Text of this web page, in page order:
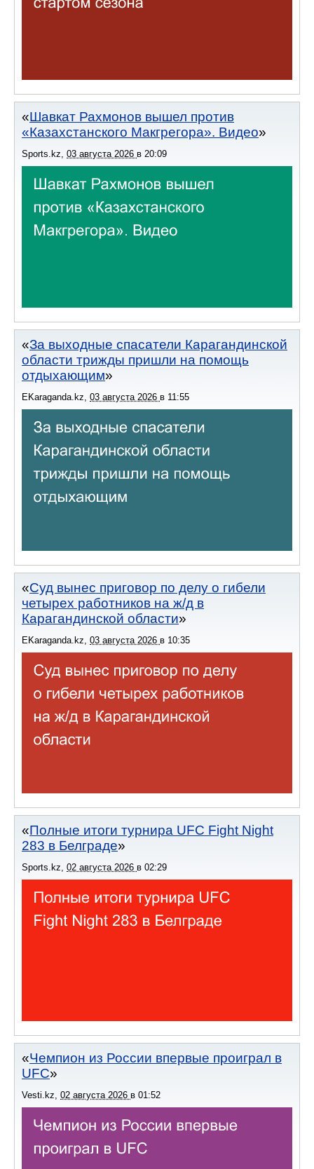
Шавкат Рахмонов вышел против
«Казахстанского Макгрегора». Видео
Sports.kz 03 августа 2026 в 20:09
За выходные спасатели Карагандинской
области трижды пришли на помощь
отдыхающим
EKaraganda.kz 03 августа 2026 в 11:55
Суд вынес приговор по делу о гибели
четырех работников на ж/д в
Карагандинской области
EKaraganda.kz 03 августа 2026 в 10:35
Полные итоги турнира UFC Fight Night
283 в Белграде
Sports.kz, 02 августа 2026 в 02:29
Чемпион из России впервые проиграл в
UFC
Vesti.kz, 02 августа 2026 в 01:52